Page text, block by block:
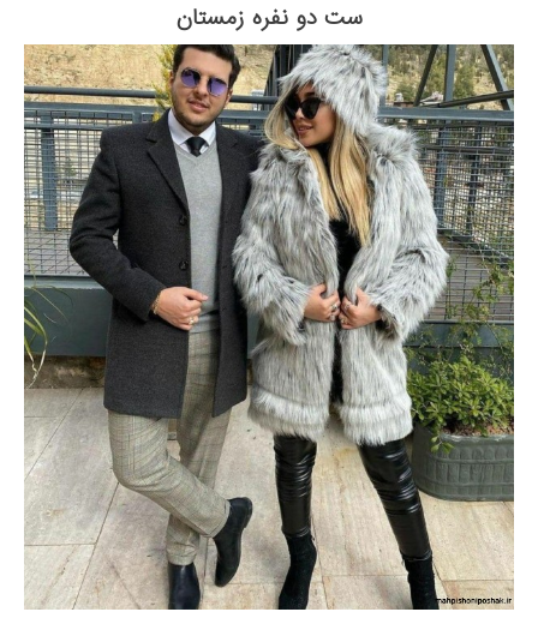
ست دو نفره زمستان